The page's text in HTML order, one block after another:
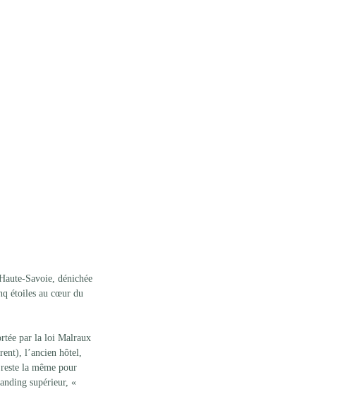
Savoie, dénichée
étoiles au cœur du
par la loi Malraux
l’ancien hôtel,
la même pour
supérieur, «